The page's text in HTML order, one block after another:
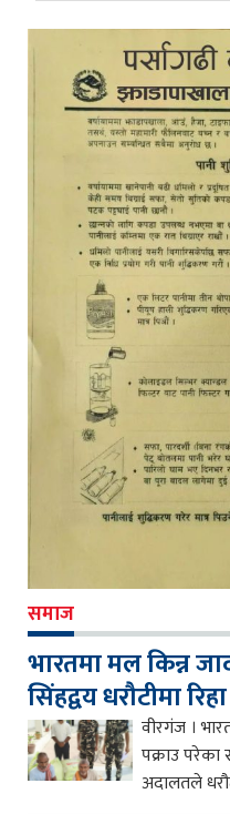
समाज
भारतमा मल किन्न
सिंहद्वय धरौटीमा रिहा
वीरगंज ।
पक्राउ परेका
अदालतले